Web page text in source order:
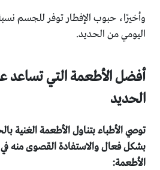
وأخيرًا، حبوب الإفطار توفر للجسم
اليومي من الحديد.
أفضل الأطعمة التي
الحديد
توصي الأطباء بتناول الأطعمة الغنية
بشكل فعال والاستفادة القصوى منه
الأطعمة: